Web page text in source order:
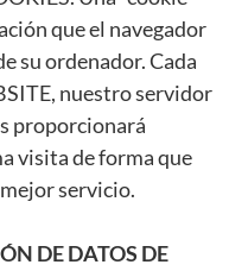
que el navegador
su ordenador. Cada
nuestro servidor
proporcionará
visita de forma que
servicio.
DE DATOS DE